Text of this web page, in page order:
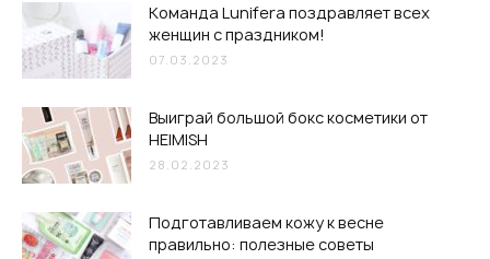
Команда Lunifera поздравляет всех
женщин с праздником!
07.03.2023
Выиграй большой бокс косметики от
HEIMISH
28.02.2023
Подготавливаем кожу к весне
правильно: полезные советы